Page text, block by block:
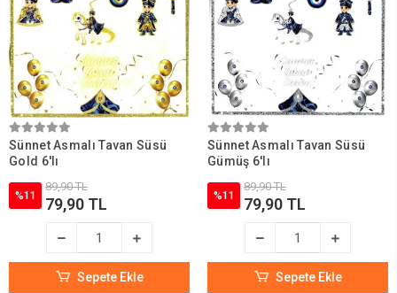
Sünnet Asmalı Tavan Süsü
Gold 6'lı
%11
89,90 TL
79,90 TL
Sepete Ekle
Sünnet Asmalı Tavan Süsü
Gümüş 6'lı
%11
89,90 TL
79,90 TL
Sepete Ekle